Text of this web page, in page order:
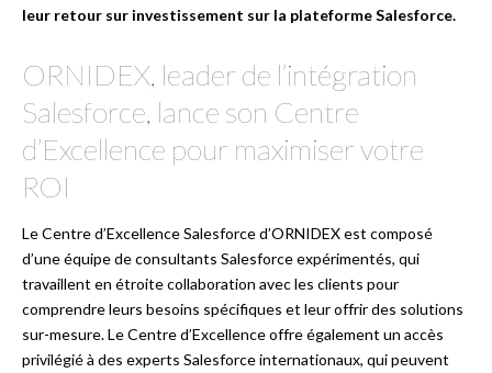
leur retour sur investissement sur la plateforme Salesforce.
ORNIDEX, leader de l’intégration
Salesforce, lance son Centre
d’Excellence pour maximiser votre
ROI
Le Centre d’Excellence Salesforce d’ORNIDEX est composé
d’une équipe de consultants Salesforce expérimentés, qui
travaillent en étroite collaboration avec les clients pour
comprendre leurs besoins spécifiques et leur offrir des solutions
sur-mesure. Le Centre d’Excellence offre également un accès
privilégié à des experts Salesforce internationaux, qui peuvent